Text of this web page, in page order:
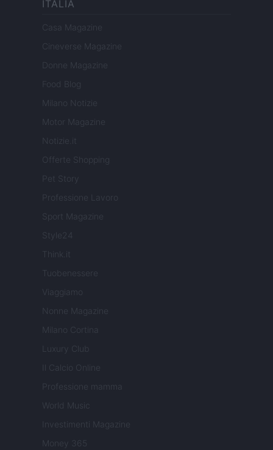
ITALIA
Casa Magazine
Cineverse Magazine
Donne Magazine
Food Blog
Milano Notizie
Motor Magazine
Notizie.it
Offerte Shopping
Pet Story
Professione Lavoro
Sport Magazine
Style24
Think.it
Tuobenessere
Viaggiamo
Nonne Magazine
Milano Cortina
Luxury Club
Il Calcio Online
Professione mamma
World Music
Investimenti Magazine
Money 365